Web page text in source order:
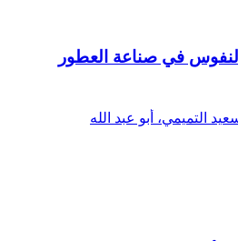
في صناعة العطور
التميمي، أبو عبد الله